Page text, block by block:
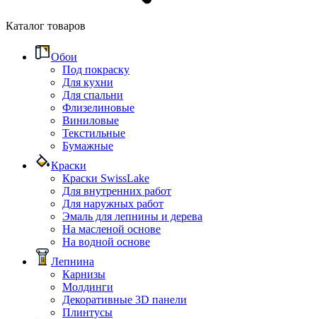
Каталог товаров
Обои
Под покраску
Для кухни
Для спальни
Флизелиновые
Виниловые
Текстильные
Бумажные
Краски
Краски SwissLake
Для внутренних работ
Для наружных работ
Эмаль для лепнины и дерева
На масленой основе
На водной основе
Лепнина
Карнизы
Молдинги
Декоративные 3D панели
Плинтусы